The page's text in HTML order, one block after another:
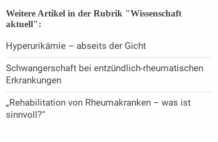
Weitere Artikel in der Rubrik "Wissenschaft
aktuell":
Hyperurikämie – abseits der Gicht
Schwangerschaft bei entzündlich-rheumatischen
Erkrankungen
„Rehabilitation von Rheumakranken – was ist
sinnvoll?“